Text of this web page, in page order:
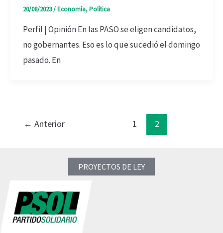
20/08/2023/Economía,Política
Perfil | Opinión En las PASO se eligen candidatos,
no gobernantes. Eso es lo que sucedió el domingo
pasado. En
← Anterior 1 2
PROYECTOS DE LEY